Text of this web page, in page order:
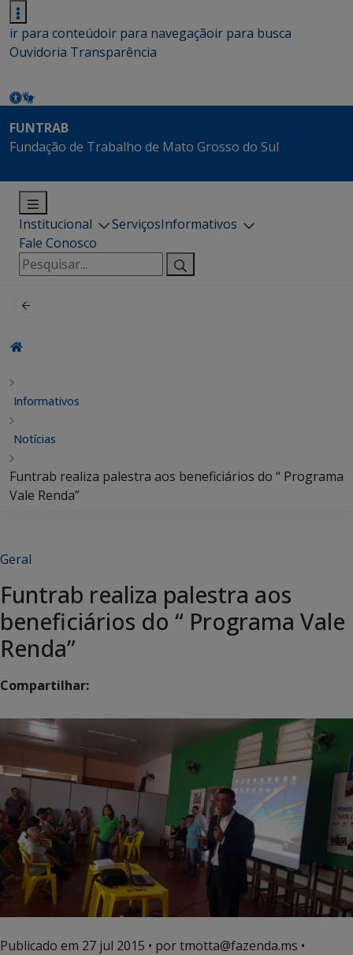
ir para conteúdoir para navegaçãoir para busca
Ouvidoria Transparência
FUNTRAB
Fundação de Trabalho de Mato Grosso do Sul
Institucional ServiçosInformativos
Fale Conosco
Pesquisar
por:
Informativos
Notícias
Funtrab realiza palestra aos beneficiários do “ Programa
Vale Renda”
Geral
Funtrab realiza palestra aos
beneficiários do “ Programa Vale
Renda”
Compartilhar:
Publicado em 27 jul 2015 • por tmotta@fazenda.ms •